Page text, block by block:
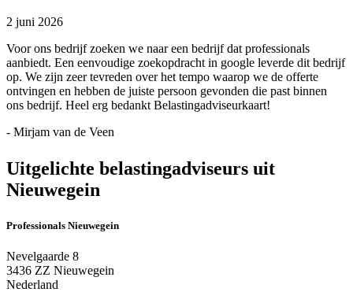
2 juni 2026
Voor ons bedrijf zoeken we naar een bedrijf dat professionals
aanbiedt. Een eenvoudige zoekopdracht in google leverde dit bedrijf
op. We zijn zeer tevreden over het tempo waarop we de offerte
ontvingen en hebben de juiste persoon gevonden die past binnen
ons bedrijf. Heel erg bedankt Belastingadviseurkaart!
- Mirjam van de Veen
Uitgelichte belastingadviseurs uit
Nieuwegein
Professionals Nieuwegein
Nevelgaarde 8
3436 ZZ Nieuwegein
Nederland